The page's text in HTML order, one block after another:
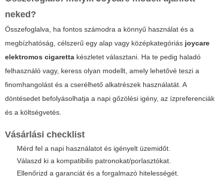
neked?
Összefoglalva, ha fontos számodra a könnyű használat és a
megbízhatóság, célszerű egy alap vagy középkategóriás joycare
elektromos cigaretta készletet választani. Ha te pedig haladó
felhasználó vagy, keress olyan modellt, amely lehetővé teszi a
finomhangolást és a cserélhető alkatrészek használatát. A
döntésedet befolyásolhatja a napi gőzölési igény, az ízpreferenciák
és a költségvetés.
Vásárlási checklist
Mérd fel a napi használatot és igényelt üzemidőt.
Válaszd ki a kompatibilis patronokat/porlasztókat.
Ellenőrizd a garanciát és a forgalmazó hitelességét.